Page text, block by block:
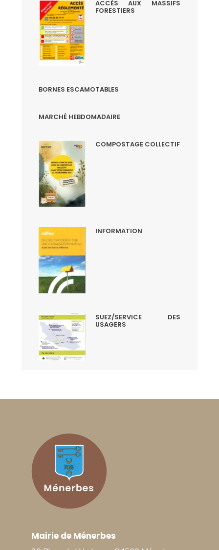
ACCÈS AUX MASSIFS
FORESTIERS
BORNES ESCAMOTABLES
MARCHÉ HEBDOMADAIRE
COMPOSTAGE COLLECTIF
INFORMATION
SUEZ/SERVICE DES
USAGERS
Mairie de Ménerbes